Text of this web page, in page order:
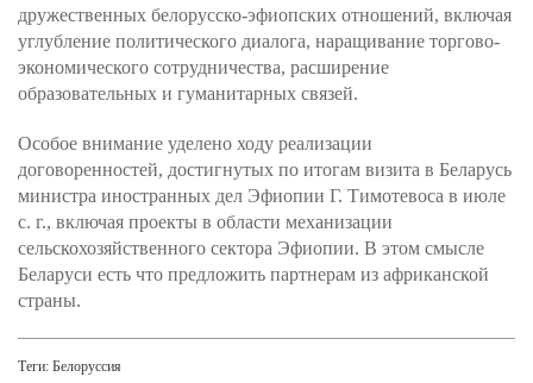
дружественных белорусско-эфиопских отношений, включая
углубление политического диалога, наращивание торгово-
экономического сотрудничества, расширение
образовательных и гуманитарных связей.
Особое внимание уделено ходу реализации
договоренностей, достигнутых по итогам визита в Беларусь
министра иностранных дел Эфиопии Г. Тимотевоса в июле
с. г., включая проекты в области механизации
сельскохозяйственного сектора Эфиопии. В этом смысле
Беларуси есть что предложить партнерам из африканской
страны.
Теги: Белоруссия